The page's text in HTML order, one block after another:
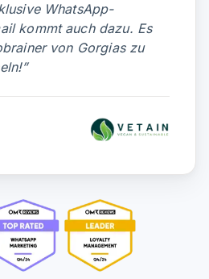
WhatsApp-
kommt auch dazu. Es
von Gorgias zu
”